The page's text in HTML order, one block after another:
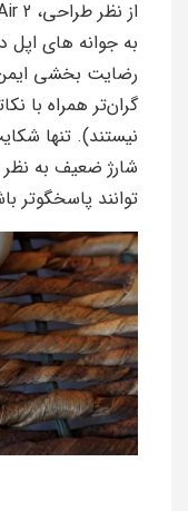
به جوانه های اپل
گران‌تر همراه با
نیستند). تنها
شارژ ضعیف به
توانند پاسخگوتر